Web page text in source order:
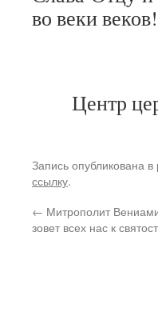
во веки
Центр
Запись опубликована в
ссылку.
← Митрополит
зовет всех нас к